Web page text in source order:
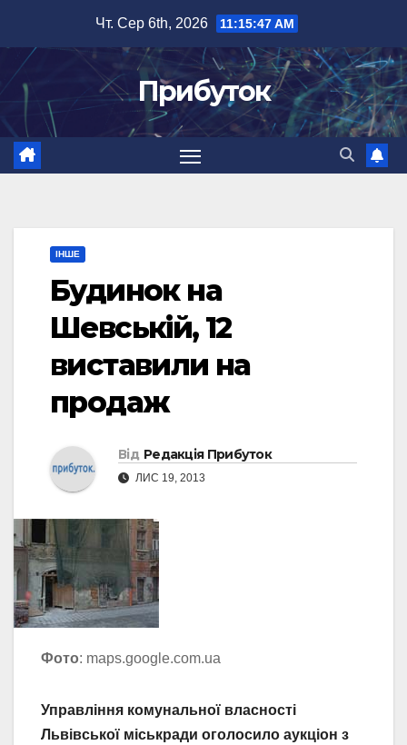
вмісту
Чт. Сер 6th, 2026 11:15:47 AM
Прибуток
ІНШЕ
Будинок на
Шевській, 12
виставили на
продаж
Від Редакція Прибуток
ЛИС 19, 2013
Фото: maps.google.com.ua
Управління комунальної власності
Львівської міськради оголосило аукціон з